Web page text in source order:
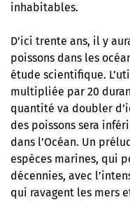
inhabitables.
D’ici trente ans, il y
poissons dans les
étude scientifique.
multipliée par 20
quantité va doubler
des poissons sera
dans l’Océan. Un
espèces marines, qui
décennies, avec
qui ravagent les mers